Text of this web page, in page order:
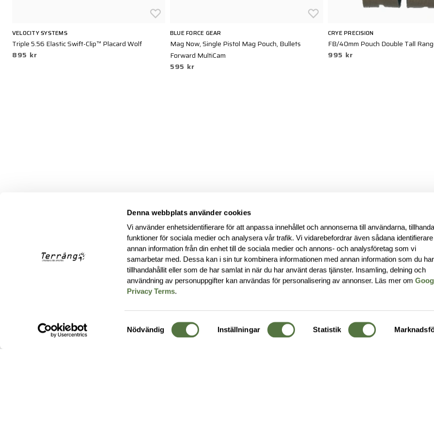
Denna webbplats använder cookies
Vi använder enhetsidentifierare för att anpassa innehållet och annonserna till användarna,
funktioner för sociala medier och analysera vår trafik. Vi vidarebefordrar även sådana
annan information från din enhet till de sociala medier och annons- och analysföretag som vi
samarbetar med. Dessa kan i sin tur kombinera informationen med annan information som du har
tillhandahållit eller som de har samlat in när du har använt deras tjänster. Insamling, delning och
användning av personuppgifter kan användas för personalisering av annonser. Läs mer om
Privacy Terms.
Samtyckesval
Nödvändig Inställningar Statistik
VELOCITY SYSTEMS
Triple 5.56 Elastic Swift-Clip™ Placard Wolf
895 kr
BLUE FORCE GEAR
Mag Now, Single Pistol Mag Pouch, Bullets
Forward MultiCam
595 kr
CRYE PRECISION
FB/40mm Pouch Double Tall
995 kr